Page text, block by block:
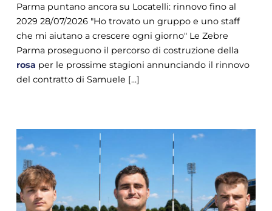
Parma puntano ancora su Locatelli: rinnovo fino al
2029 28/07/2026 "Ho trovato un gruppo e uno staff
che mi aiutano a crescere ogni giorno" Le Zebre
Parma proseguono il percorso di costruzione della
rosa per le prossime stagioni annunciando il rinnovo
del contratto di Samuele [...]